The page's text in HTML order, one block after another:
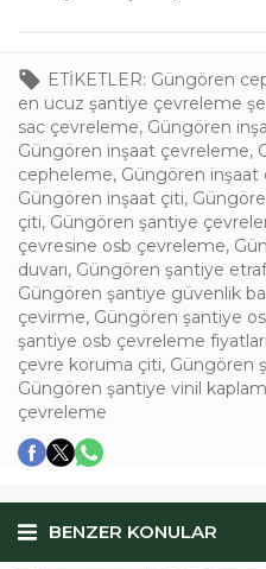
ETİKETLER: Güngören
en ucuz şantiye çevreleme
sac çevreleme, Güngören
Güngören inşaat çevreleme,
cepheleme, Güngören inşaat
Güngören inşaat çiti,
çiti, Güngören şantiye
çevresine osb çevreleme,
duvarı, Güngören şantiye
Güngören şantiye güvenlik
çevirme, Güngören şantiye
şantiye osb çevreleme fiyatları
çevre koruma çiti, Güngören
Güngören şantiye vinil
çevreleme
BENZER KONULAR